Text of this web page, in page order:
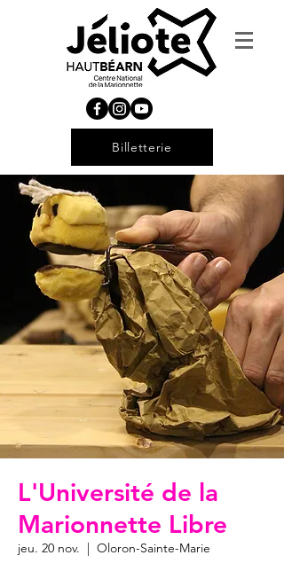
Billetterie
L'Université de la
Marionnette Libre
jeu. 20 nov.
  |
Oloron-Sainte-Marie